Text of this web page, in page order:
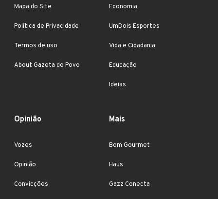
Mapa do Site
Política de Privacidade
Termos de uso
About Gazeta do Povo
Economia
UmDois Esportes
Vida e Cidadania
Educação
Ideias
Opinião
Vozes
Opinião
Convicções
Mais
Bom Gourmet
Haus
Gazz Conecta